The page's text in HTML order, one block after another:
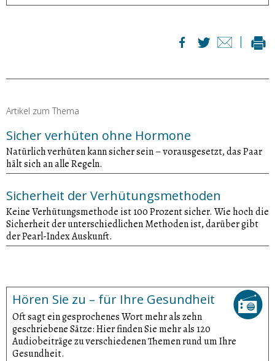
Artikel zum Thema
Sicher verhüten ohne Hormone
Natürlich verhüten kann sicher sein – vorausgesetzt, das Paar
hält sich an alle Regeln.
Sicherheit der Verhütungsmethoden
Keine Verhütungsmethode ist 100 Prozent sicher. Wie hoch die
Sicherheit der unterschiedlichen Methoden ist, darüber gibt
der Pearl-Index Auskunft.
Hören Sie zu – für Ihre Gesundheit
Oft sagt ein gesprochenes Wort mehr als zehn
geschriebene Sätze: Hier finden Sie mehr als 120
Audiobeiträge zu verschiedenen Themen rund um Ihre
Gesundheit.